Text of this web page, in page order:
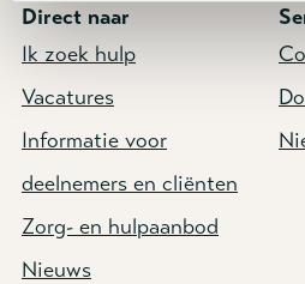
Direct naar
Ik zoek hulp
Vacatures
Informatie voor
deelnemers en cliënten
Zorg- en hulpaanbod
Nieuws